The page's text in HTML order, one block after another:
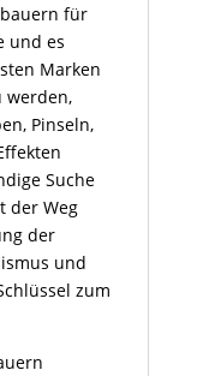
für
und es
Marken
werden,
Pinseln,
Suche
der Weg
der
und
zum